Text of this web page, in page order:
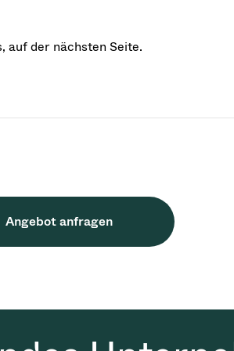
auf der nächsten Seite.
Angebot anfragen